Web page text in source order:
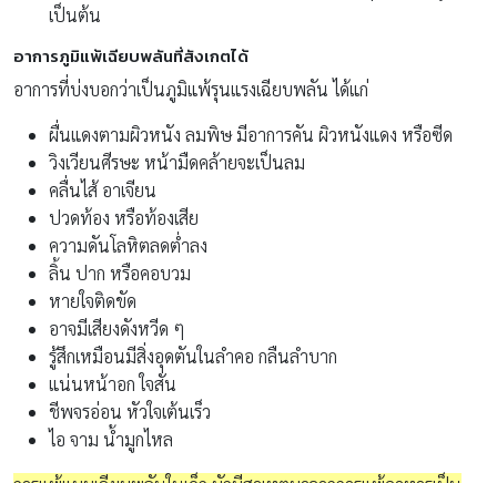
เป็นต้น
อาการภูมิแพ้เฉียบพลันที่สังเกตได้
อาการที่บ่งบอกว่าเป็นภูมิแพ้รุนแรงเฉียบพลัน ได้แก่
ผื่นแดงตามผิวหนัง ลมพิษ มีอาการคัน ผิวหนังแดง หรือซีด
วิงเวียนศีรษะ หน้ามืดคล้ายจะเป็นลม
คลื่นไส้ อาเจียน
ปวดท้อง หรือท้องเสีย
ความดันโลหิตลดต่ำลง
ลิ้น ปาก หรือคอบวม
หายใจติดขัด
อาจมีเสียงดังหวีด ๆ
รู้สึกเหมือนมีสิ่งอุดตันในลำคอ กลืนลำบาก
แน่นหน้าอก ใจสั่น
ชีพจรอ่อน หัวใจเต้นเร็ว
ไอ จาม น้ำมูกไหล